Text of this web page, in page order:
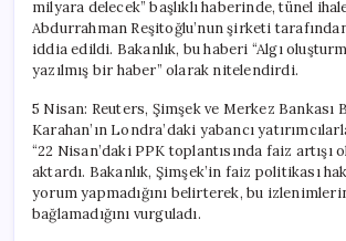
milyara delecek” başlıklı haberinde, tünel
Abdurrahman Reşitoğlu’nun şirketi tarafından
iddia edildi. Bakanlık, bu haberi “Algı
yazılmış bir haber” olarak nitelendirdi.
5 Nisan: Reuters, Şimşek ve Merkez Bankası
Karahan’ın Londra’daki yabancı
“22 Nisan’daki PPK toplantısında faiz artışı
aktardı. Bakanlık, Şimşek’in faiz politikası
yorum yapmadığını belirterek, bu izlenimlerin
bağlamadığını vurguladı.